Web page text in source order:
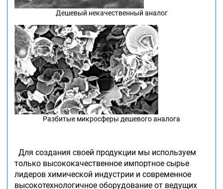
Дешевый некачественный аналог
Разбитые микросферы дешевого аналога
Для создания своей продукции мы используем
только высококачественное импортное сырье
лидеров химической индустрии и современное
высокотехнологичное оборудование от ведущих